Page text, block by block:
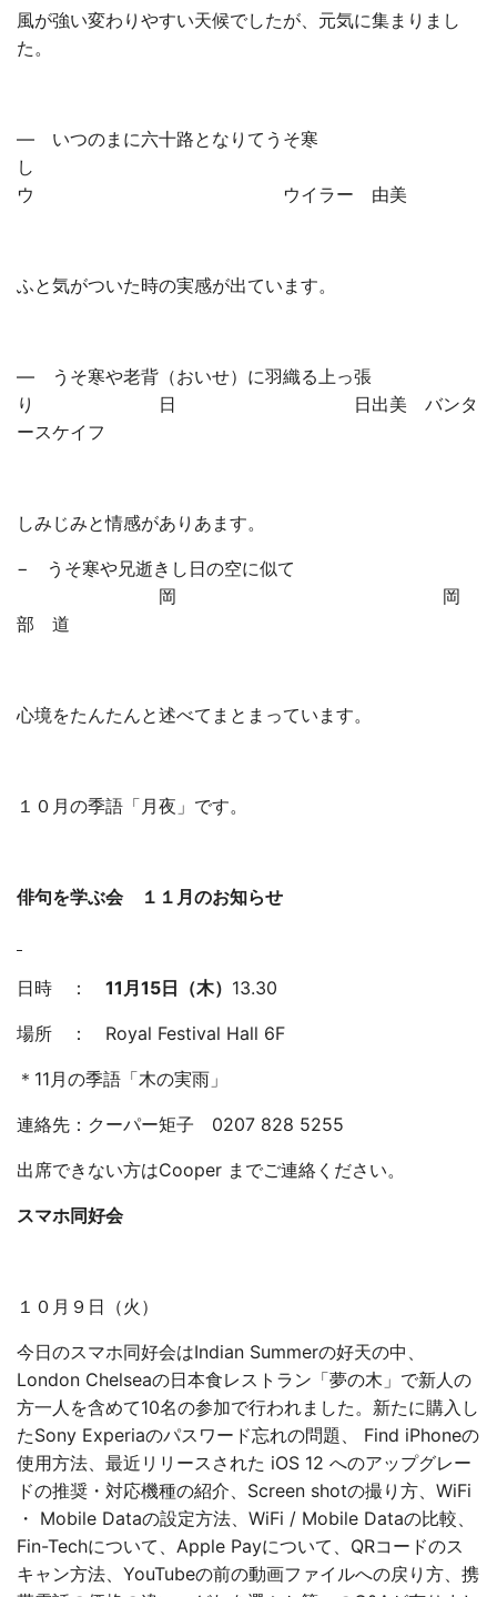
風が強い変わりやすい天候でしたが、元気に集まりまし
た。
— いつのまに六十路となりてうそ寒
し
ウ ウイラー 由美
ふと気がついた時の実感が出ています。
— うそ寒や老背（おいせ）に羽織る上っ張
り 日 日出美 バンタ
ースケイフ
しみじみと情感がありあます。
− うそ寒や兄逝きし日の空に似て
岡 岡
部 道
心境をたんたんと述べてまとまっています。
１０月の季語「月夜」です。
俳句を学ぶ会 １１月のお知らせ
日時 ： 11 月 15日（木） 13.30
場所 ： Royal Festival Hall 6F
＊11月の季語「木の実雨」
連絡先：クーパー矩子 0207 828 5255
出席できない方はCooper までご連絡ください。
スマホ同好会
１０月９日（火）
今日のスマホ同好会はIndian Summerの好天の中、
London Chelseaの日本食レストラン「夢の木」で新人の
方一人を含めて10名の参加で行われました。新たに購入し
たSony Experiaのパスワード忘れの問題、 Find iPhoneの
使用方法、最近リリースされた iOS 12 へのアップグレー
ドの推奨・対応機種の紹介、Screen shotの撮り方、WiFi
・ Mobile Dataの設定方法、WiFi / Mobile Dataの比較、
Fin-Techについて、Apple Payについて、QRコードのス
キャン方法、YouTubeの前の動画ファイルへの戻り方、携